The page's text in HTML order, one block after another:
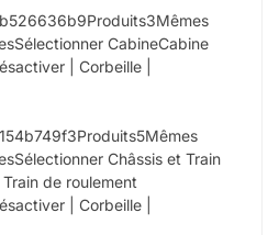
CabineCabine
| Corbeille |
Châssis et Train
de roulement
| Corbeille |